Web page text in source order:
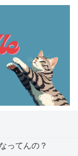
ってんの？